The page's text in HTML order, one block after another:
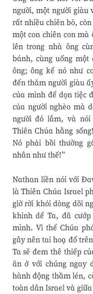
người, một người giàu
rất nhiều chiên bò,
một con chiên con
lên trong nhà ông
bánh, cùng uống một
ông; ông kể nó như
đến thăm người giàu
của mình để dọn tiệc
của người nghèo mà
người đó lắm, và nói
Thiên Chúa hằng
Nó phải bồi thường
nhân như thế!”
Nathan liền nói với
là Thiên Chúa Israel
giờ rời khỏi dòng dõi
khinh dể Ta, đã
mình. Vì thế Chúa
gây nên tai hoạ đổ
Ta sẽ đem thê thiếp
ăn ở với chúng ngay
hành động thầm lén,
toàn dân Israel và